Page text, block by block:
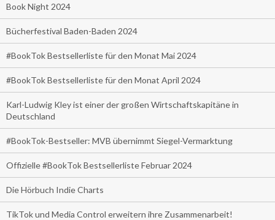
Book Night 2024
Bücherfestival Baden-Baden 2024
#BookTok Bestsellerliste für den Monat Mai 2024
#BookTok Bestsellerliste für den Monat April 2024
Karl-Ludwig Kley ist einer der großen Wirtschaftskapitäne in
Deutschland
#BookTok-Bestseller: MVB übernimmt Siegel-Vermarktung
Offizielle #BookTok Bestsellerliste Februar 2024
Die Hörbuch Indie Charts
TikTok und Media Control erweitern ihre Zusammenarbeit!